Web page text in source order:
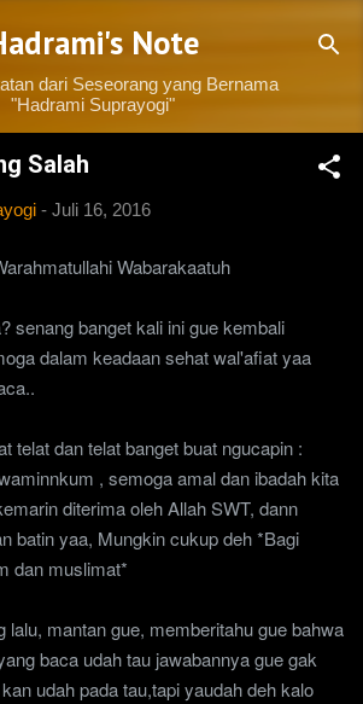
ke konten utama
Note
dari Seseorang yang Bernama
"Hadrami Suprayogi"
Salah
- Juli 16, 2016
Wabarakaatuh
senang banget kali ini gue kembali
dalam keadaan sehat wal'afiat yaa
telat dan telat banget buat ngucapin :
, semoga amal dan ibadah kita
diterima oleh Allah SWT, dann
batin yaa, Mungkin cukup deh *Bagi
dan muslimat*
lalu, mantan gue, memberitahu gue bahwa
baca udah tau jawabannya gue gak
udah pada tau,tapi yaudah deh kalo